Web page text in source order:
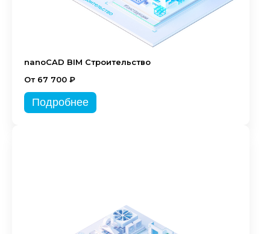
nanoCAD BIM Строительство
От 67 700 ₽
Подробнее